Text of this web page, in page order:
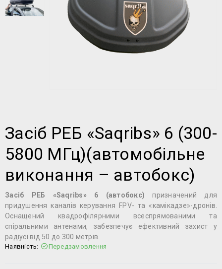
Засіб РЕБ «Saqribs» 6 (300-
5800 МГц)(автомобільне
виконання – автобокс)
Засіб РЕБ «Saqribs» 6 (автобокс) призначений для
придушення каналів керування FPV- та «камікадзе»-дронів.
Оснащений квадрофілярними всеспрямованими та
спіральними антенами, забезпечує ефективний захист у
радіусі від 50 до 300 метрів.
Наявність: Передзамовлення